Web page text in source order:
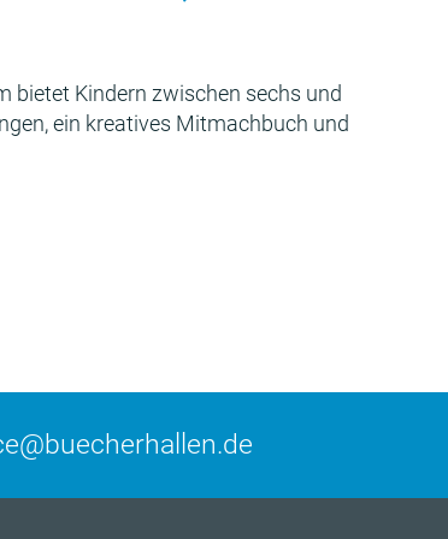
bietet Kindern zwischen sechs und
ein kreatives Mitmachbuch und